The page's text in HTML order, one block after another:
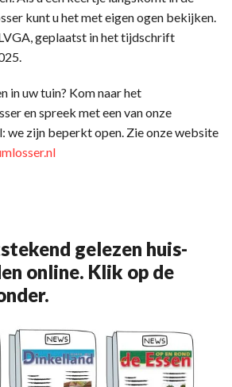
kunt u het met eigen ogen bekijken.
geplaatst in het tijdschrift
in uw tuin? Kom naar het
en spreek met een van onze
we zijn beperkt open. Zie onze website
gelezen huis-
online. Klik op de